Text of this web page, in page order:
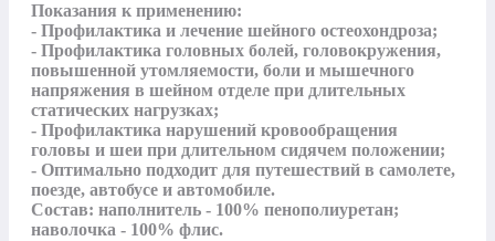
Показания к применению:
- Профилактика и лечение шейного остеохондроза;
- Профилактика головных болей, головокружения,
повышенной утомляемости, боли и мышечного
напряжения в шейном отделе при длительных
статических нагрузках;
- Профилактика нарушений кровообращения
головы и шеи при длительном сидячем положении;
- Оптимально подходит для путешествий в самолете,
поезде, автобусе и автомобиле.
Состав: наполнитель - 100% пенополиуретан;
наволочка - 100% флис.